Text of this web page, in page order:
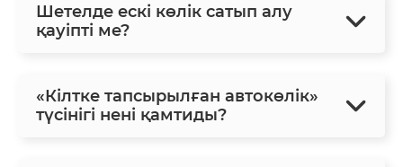
Шетелде ескі көлік сатып алу
қауіпті ме?
«Кілтке тапсырылған автокөлік»
түсінігі нені қамтиды?